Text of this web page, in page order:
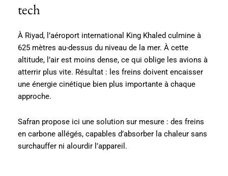
tech
À Riyad, l’aéroport international King Khaled culmine à
625 mètres au-dessus du niveau de la mer. À cette
altitude, l’air est moins dense, ce qui oblige les avions à
atterrir plus vite. Résultat : les freins doivent encaisser
une énergie cinétique bien plus importante à chaque
approche.
Safran propose ici une solution sur mesure : des freins
en carbone allégés, capables d’absorber la chaleur sans
surchauffer ni alourdir l’appareil.